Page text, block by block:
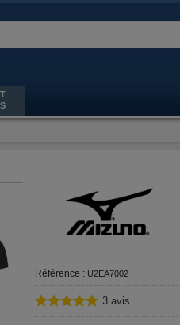
Référence : U2EA7002
3 avis